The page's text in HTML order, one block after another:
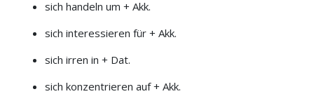
sich handeln um + Akk.
sich interessieren für + Akk.
sich irren in + Dat.
sich konzentrieren auf + Akk.